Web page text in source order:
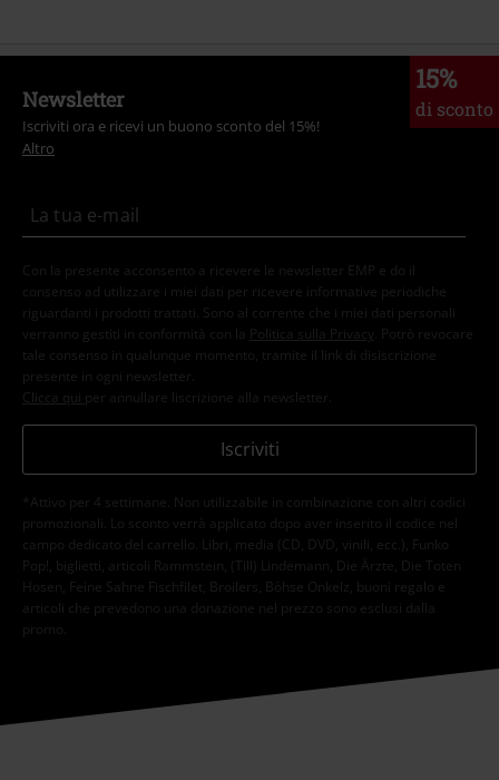
15%
di sconto
Newsletter
Iscriviti ora e ricevi un buono sconto del 15%!
Altro
Con la presente acconsento a ricevere le newsletter EMP e do il
consenso ad utilizzare i miei dati per ricevere informative periodiche
riguardanti i prodotti trattati. Sono al corrente che i miei dati personali
verranno gestiti in conformità con la
Politica sulla Privacy
. Potrò revocare
tale consenso in qualunque momento, tramite il link di disiscrizione
presente in ogni newsletter.
Clicca qui per annullare liscrizione alla newsletter.
Iscriviti
*Attivo per 4 settimane. Non utilizzabile in combinazione con altri codici
promozionali. Lo sconto verrà applicato dopo aver inserito il codice nel
campo dedicato del carrello. Libri, media (CD, DVD, vinili, ecc.), Funko
Pop!, biglietti, articoli Rammstein, (Till) Lindemann, Die Ärzte, Die Toten
Hosen, Feine Sahne Fischfilet, Broilers, Böhse Onkelz, buoni regalo e
articoli che prevedono una donazione nel prezzo sono esclusi dalla
promo.